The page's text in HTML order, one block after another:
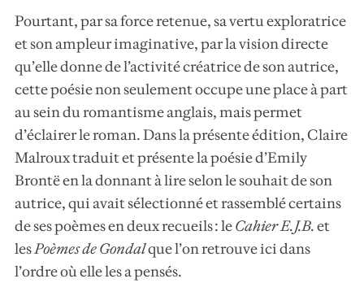
Pourtant, par sa force retenue, sa vertu exploratrice
et son ampleur imaginative, par la vision directe
qu’elle donne de l’activité créatrice de son autrice,
cette poésie non seulement occupe une place à part
au sein du romantisme anglais, mais permet
d’éclairer le roman. Dans la présente édition, Claire
Malroux traduit et présente la poésie d’Emily
Brontë en la donnant à lire selon le souhait de son
autrice, qui avait sélectionné et rassemblé certains
de ses poèmes en deux recueils : leCahier E.J.B.et
lesPoèmes de Gondalque l’on retrouve ici dans
l’ordre où elle les a pensés.